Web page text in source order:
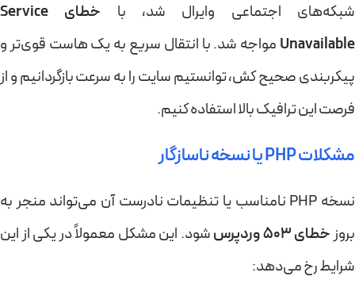
شبکه‌های اجتماعی وایرال شد، با
خطای Service
Unavailable مواجه شد. با انتقال سریع به یک هاست قوی‌تر و
پیکربندی صحیح کش، توانستیم سایت را به سرعت بازگردانیم و از
فرصت این ترافیک بالا استفاده کنیم.
مشکلات PHP یا نسخه ناسازگار
نسخه PHP نامناسب یا تنظیمات نادرست آن می‌تواند منجر به
بروزخطای 503 وردپرس
شود. این مشکل معمولاً در یکی از این
شرایط رخ می‌دهد: